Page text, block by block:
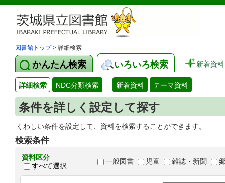
図書館トップ> 詳細検索
かんたん検索 いろいろ検索 新着資料
詳細検索 NDC分類検索 新着資料 テーマ資料
条件を詳しく設定して探す
くわしい条件を設定して、資料を検索することができます。
検索条件
資料区分
すべて選択
一般図書 児童 雑誌・新聞